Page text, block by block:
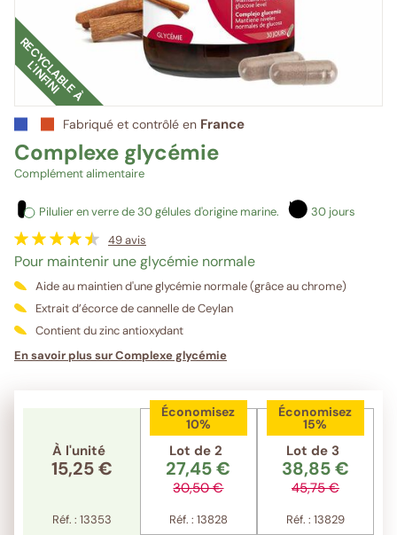
R
E
C
Y
C
L
A
B
L
E
À
L
'
I
N
F
I
N
I
Fabriqué et contrôlé en France
Complexe glycémie
Complément alimentaire
Pilulier en verre de 30 gélules d'origine marine.
30 jours
49avis
Pour maintenir une glycémie normale
Aide au maintien d'une glycémie normale (grâce au chrome)
Extrait d’écorce de cannelle de Ceylan
Contient du zinc antioxydant
En savoir plus sur Complexe glycémie
À l'unité
15,25 €
Réf. : 13353
Économisez
10%
Lot de 2
27,45 €
30,50 €
Réf. : 13828
Économisez
15%
Lot de 3
38,85 €
45,75 €
Réf. : 13829